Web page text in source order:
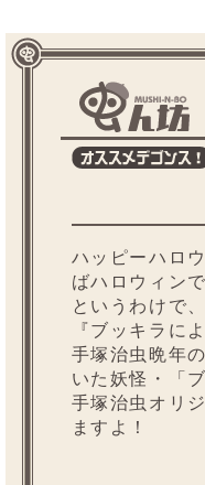
ハッピーハロ
ばハロウィン
というわけで
『ブッキラに
手塚治虫晩年
いた妖怪・「
手塚治虫オリ
ますよ！